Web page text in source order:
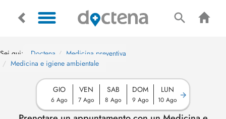
Sei qui: Doctena
Medicina preventiva
Medicina e igiene ambientale
GIO
6 Ago
VEN
7 Ago
SAB
8 Ago
DOM
9 Ago
LUN
10 Ago